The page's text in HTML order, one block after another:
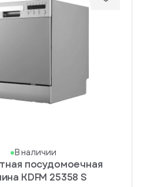
В наличии
посудомоечная
KDFM 25358 S